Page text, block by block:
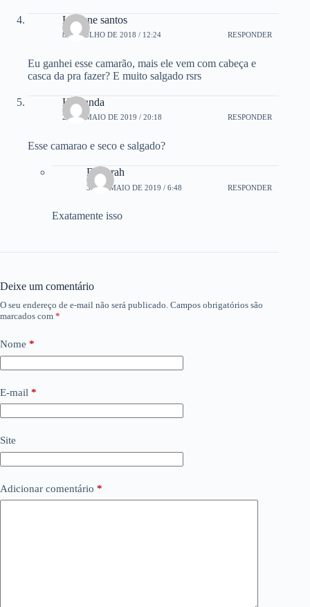
Luciene santos
8 DE JULHO DE 2018 / 12:24 RESPONDER
Eu ganhei esse camarão, mais ele vem com cabeça e
casca da pra fazer? E muito salgado rsrs
Hamanda
23 DE MAIO DE 2019 / 20:18 RESPONDER
Esse camarao e seco e salgado?
Deborah
31 DE MAIO DE 2019 / 6:48 RESPONDER
Exatamente isso
Deixe um comentário
O seu endereço de e-mail não será publicado. Campos obrigatórios são
marcados com *
Nome *
E-mail *
Site
Adicionar comentário *